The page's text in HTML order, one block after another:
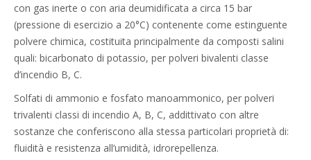
con gas inerte o con aria deumidificata a circa 15 bar
(pressione di esercizio a 20°C) contenente come estinguente
polvere chimica, costituita principalmente da composti salini
quali: bicarbonato di potassio, per polveri bivalenti classe
d’incendio B, C.
Solfati di ammonio e fosfato manoammonico, per polveri
trivalenti classi di incendio A, B, C, addittivato con altre
sostanze che conferiscono alla stessa particolari proprietà di:
fluidità e resistenza all’umidità, idrorepellenza.